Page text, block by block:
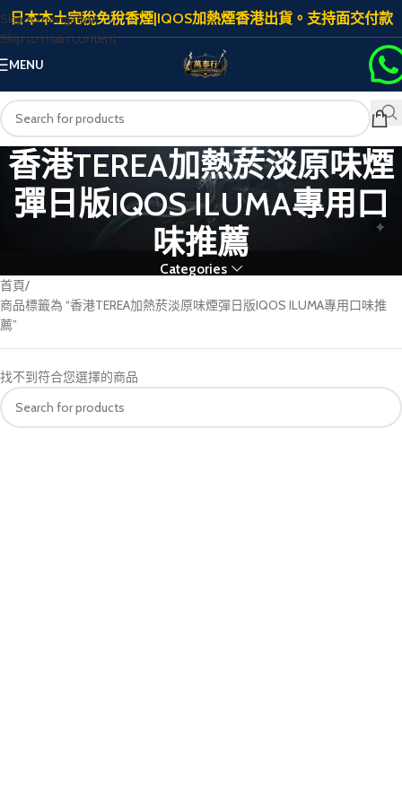
Skip to navigation
Skip to main content
日本本土完稅免稅香煙|IQOS加熱煙香港出貨。支持面交付款
MENU
香港TEREA加熱菸淡原味煙
彈日版IQOS ILUMA專用口
味推薦
Categories
首頁
商品標籤為 “香港TEREA加熱菸淡原味煙彈日版IQOS ILUMA專用口味推
薦”
找不到符合您選擇的商品